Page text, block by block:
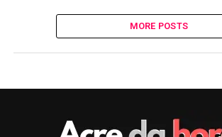
MORE POSTS